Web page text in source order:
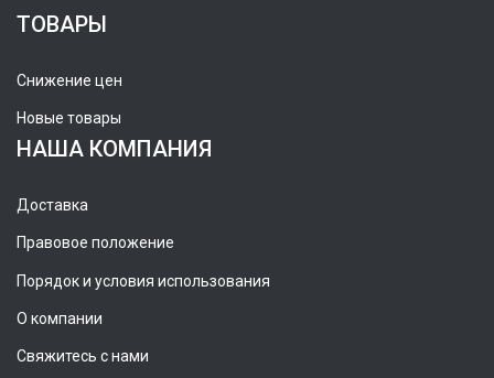
ТОВАРЫ
Снижение цен
Новые товары
НАША КОМПАНИЯ
Доставка
Правовое положение
Порядок и условия использования
О компании
Свяжитесь с нами